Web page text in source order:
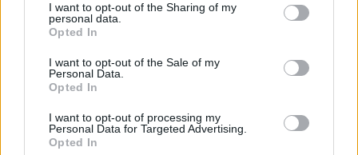
I want to opt-out of the Sharing of my
personal data.
Opted In
I want to opt-out of the Sale of my
Personal Data.
Opted In
I want to opt-out of processing my
Personal Data for Targeted Advertising.
Opted In
MÁR ELŐFIZETŐNK VAGY?